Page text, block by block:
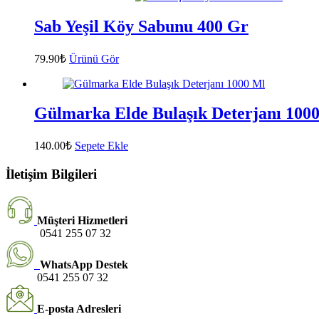
Sab Yeşil Köy Sabunu 400 Gr
79.90₺ Ürünü Gör
Gülmarka Elde Bulaşık Deterjanı
140.00₺ Sepete Ekle
İletişim Bilgileri
Müşteri Hizmetleri
0541 255 07 32
WhatsApp Destek
0541 255 07 32
E-posta Adresleri